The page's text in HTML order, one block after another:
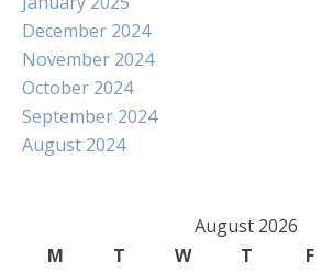
December 2024
November 2024
October 2024
September 2024
August 2024
August 2026
M
T W T F